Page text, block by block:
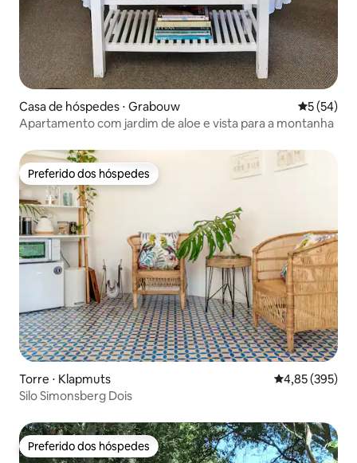
Casa de hóspedes ⋅ Grabouw 5 de uma
5 (54)
Apartamento com jardim de aloe e vista para a montanha
Preferido dos hóspedes
Preferido dos hóspedes
Torre ⋅ Klapmuts 4,85 de uma
4,85 (395)
Silo Simonsberg Dois
Preferido dos hóspedes
Preferido dos hóspedes